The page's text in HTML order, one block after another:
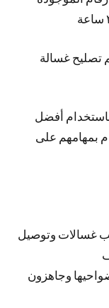
تصليح غسالة
أفضل
بمهامهم على
غسالات وتوصيل
وجاهزون